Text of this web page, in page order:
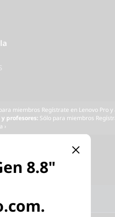
miembros Regístrate en Lenovo Pro y
profesores: Sólo para miembros
›
8.8"